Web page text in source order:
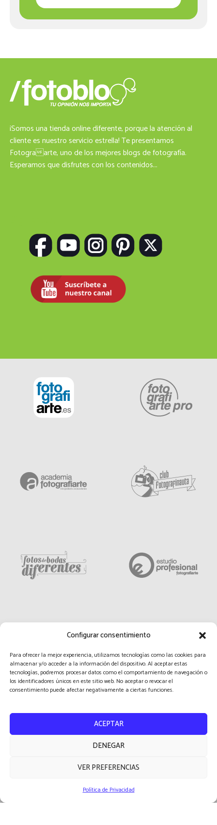
Configurar consentimiento
Para ofrecer la mejor experiencia, utilizamos tecnologías como las cookies para
almacenar y/o acceder a la información del dispositivo. Al aceptar estas
tecnologías, podremos procesar datos como el comportamiento de navegación o
los identificadores únicos en este sitio web. No aceptar o revocar el
consentimiento puede afectar negativamente a ciertas funciones.
ACEPTAR
DENEGAR
VER PREFERENCIAS
Política de Privacidad
¡Somos una tienda online diferente, porque la atención al
cliente es nuestro servicio estrella! Te presentamos
Fotograarte, uno de los mejores blogs de fotografía.
Esperamos que disfrutes con los contenidos...
2026 © Fotografiarte